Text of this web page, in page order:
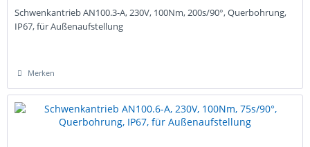
Schwenkantrieb AN100.3-A, 230V, 100Nm, 200s/90°, Querbohrung,
IP67, für Außenaufstellung
Merken